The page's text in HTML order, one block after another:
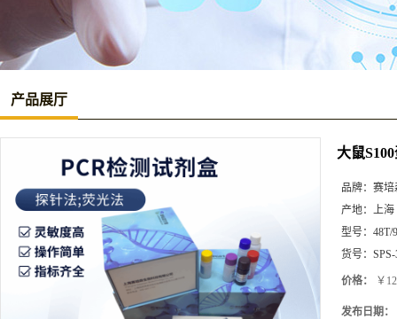
产品展厅
大鼠
品牌： 赛培
产地： 上海
型号： 48T/
货号：
价格： ￥
发布日期：